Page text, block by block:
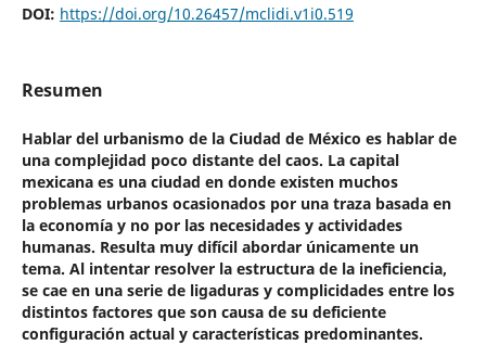
DOI: https://doi.org/10.26457/mclidi.v1i0.519
Resumen
Hablar del urbanismo de la Ciudad de México es hablar de
una complejidad poco distante del caos. La capital
mexicana es una ciudad en donde existen muchos
problemas urbanos ocasionados por una traza basada en
la economía y no por las necesidades y actividades
humanas. Resulta muy difícil abordar únicamente un
tema. Al intentar resolver la estructura de la ineficiencia,
se cae en una serie de ligaduras y complicidades entre los
distintos factores que son causa de su deficiente
configuración actual y características predominantes.